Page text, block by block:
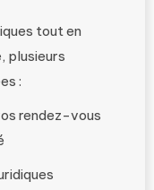
tout en
plusieurs
:
rendez-vous